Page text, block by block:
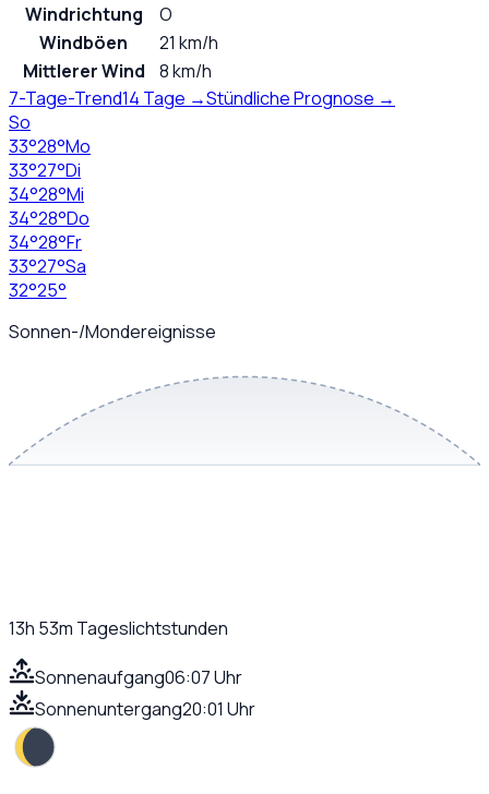
Windrichtung
O
Windböen
21 km/h
Mittlerer Wind
8 km/h
7-Tage-Trend14 Tage →Stündliche Prognose →
So
33°28°Mo
33°27°Di
34°28°Mi
34°28°Do
34°28°Fr
33°27°Sa
32°25°
Sonnen-/Mondereignisse
13h 53m Tageslichtstunden
Sonnenaufgang06:07 Uhr
Sonnenuntergang20:01 Uhr